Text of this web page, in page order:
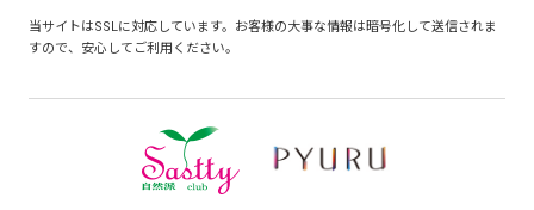
当サイトはSSLに対応しています。お客様の大事な情報は暗号化して送信されま
すので、安心してご利用ください。